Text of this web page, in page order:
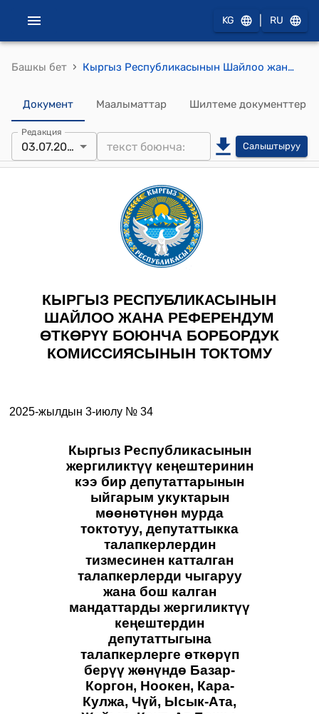
KG RU
Башкы бет › Кыргыз Республикасынын Шайлоо жана референдум өткөрүү боюнча борбордук комиссиясынын 2025-жылдын 3-июлундагы № 34 "Кыргыз Республикасынын жергиликтүү кеңештеринин кээ бир депутаттарынын ыйгарым укуктарын мөөнөтүнөн мурда токтотуу, депутаттыкка талапкерлердин тизмесинен катталган талапкерлерди чыгаруу жана бош калган мандаттарды жергиликтүү кеңештердин депутаттыгына талапкерлерге өткөрүп берүү жөнүндө Базар-Коргон, Ноокен, Кара-Кулжа, Чүй, Ысык-Ата, Жайыл, Кант, Ат-Башы, Бакай-Ата, Баткен шаардык жана Баткен аймактык шайлоо комиссияларынын чечимдерин бекитүү тууралуу" токтому
Документ Маалыматтар Шилтеме документтер
Редакция
03.07.2025 Салыштыруу